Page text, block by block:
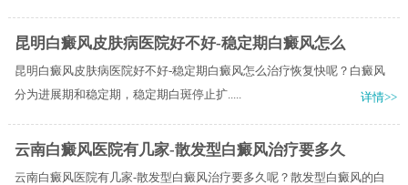
昆明白癜风皮肤病医院好不好-稳定期白癜风怎么
昆明白癜风皮肤病医院好不好-稳定期白癜风怎么治疗恢复快呢？白癜风
分为进展期和稳定期，稳定期白斑停止扩.....
详情>>
云南白癜风医院有几家-散发型白癜风治疗要多久
云南白癜风医院有几家-散发型白癜风治疗要多久呢？散发型白癜风的白